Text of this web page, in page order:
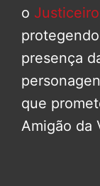
o Justiceiro
protegendo
presença
que
Amigão da